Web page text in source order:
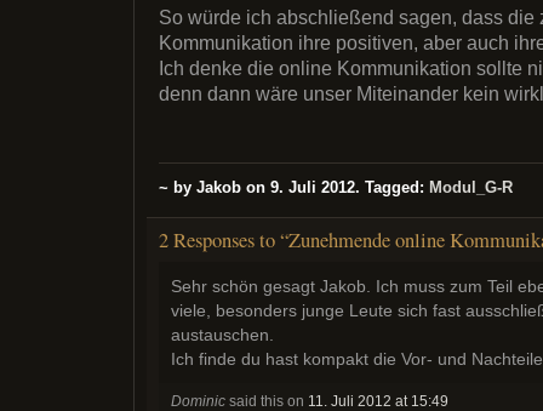
So würde ich abschließend sagen, dass die
Kommunikation ihre positiven, aber auch
Ich denke die online Kommunikation sollte
denn dann wäre unser Miteinander kein
~ by Jakob on 9. Juli 2012. Tagged: Modul_G-R
2 Responses to “Zunehmende online
Sehr schön gesagt Jakob. Ich muss zum Teil
viele, besonders junge Leute sich fast
austauschen.
Ich finde du hast kompakt die Vor- und
Dominic said this on 11. Juli 2012 at 15:49